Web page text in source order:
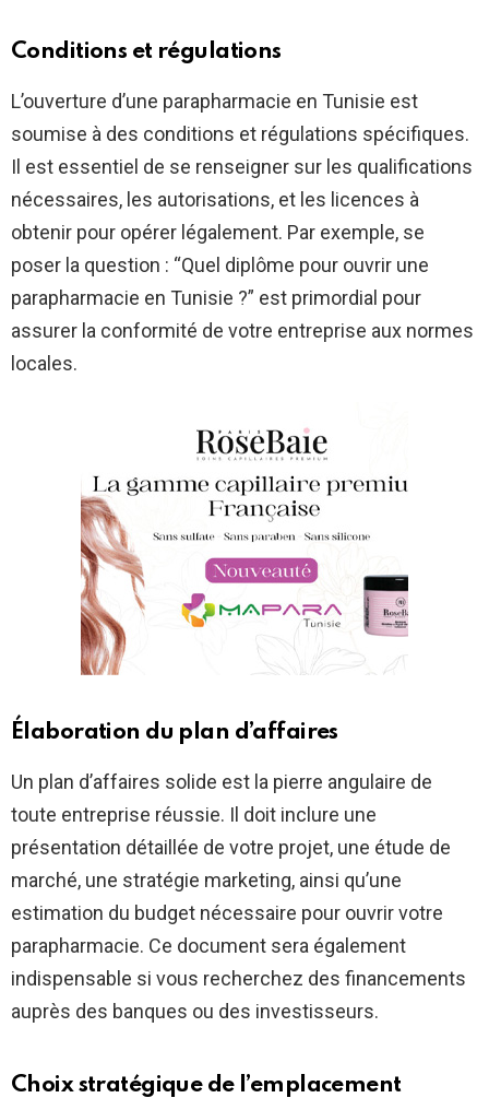
Conditions et régulations
L’ouverture d’une parapharmacie en Tunisie est
soumise à des conditions et régulations spécifiques.
Il est essentiel de se renseigner sur les qualifications
nécessaires, les autorisations, et les licences à
obtenir pour opérer légalement. Par exemple, se
poser la question : “Quel diplôme pour ouvrir une
parapharmacie en Tunisie ?” est primordial pour
assurer la conformité de votre entreprise aux normes
locales.
Élaboration du plan d’affaires
Un plan d’affaires solide est la pierre angulaire de
toute entreprise réussie. Il doit inclure une
présentation détaillée de votre projet, une étude de
marché, une stratégie marketing, ainsi qu’une
estimation du budget nécessaire pour ouvrir votre
parapharmacie. Ce document sera également
indispensable si vous recherchez des financements
auprès des banques ou des investisseurs.
Choix stratégique de l’emplacement